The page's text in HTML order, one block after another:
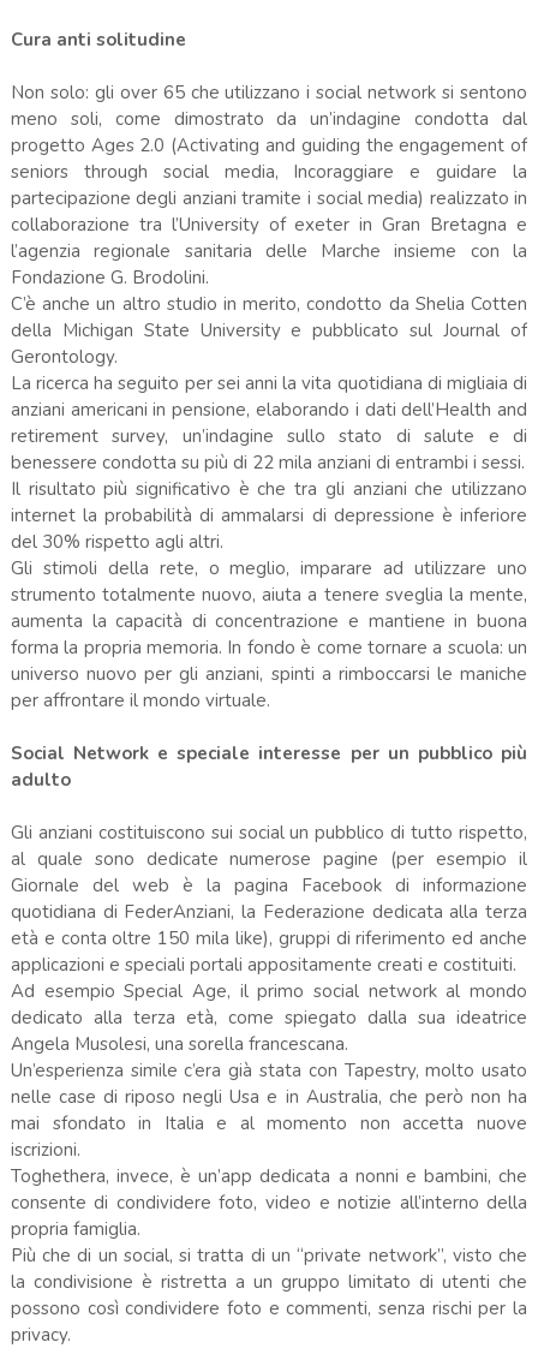
Cura anti solitudine
Non solo: gli over 65 che utilizzano i social network si sentono
meno soli, come dimostrato da un’indagine condotta dal
progetto Ages 2.0 (Activating and guiding the engagement of
seniors through social media, Incoraggiare e guidare la
partecipazione degli anziani tramite i social media) realizzato in
collaborazione tra l’University of exeter in Gran Bretagna e
l’agenzia regionale sanitaria delle Marche insieme con la
Fondazione G. Brodolini.
C’è anche un altro studio in merito, condotto da Shelia Cotten
della Michigan State University e pubblicato sul Journal of
Gerontology.
La ricerca ha seguito per sei anni la vita quotidiana di migliaia di
anziani americani in pensione, elaborando i dati dell’Health and
retirement survey, un’indagine sullo stato di salute e di
benessere condotta su più di 22 mila anziani di entrambi i sessi.
Il risultato più significativo è che tra gli anziani che utilizzano
internet la probabilità di ammalarsi di depressione è inferiore
del 30% rispetto agli altri.
Gli stimoli della rete, o meglio, imparare ad utilizzare uno
strumento totalmente nuovo, aiuta a tenere sveglia la mente,
aumenta la capacità di concentrazione e mantiene in buona
forma la propria memoria. In fondo è come tornare a scuola: un
universo nuovo per gli anziani, spinti a rimboccarsi le maniche
per affrontare il mondo virtuale.
Social Network e speciale interesse per un pubblico più
adulto
Gli anziani costituiscono sui social un pubblico di tutto rispetto,
al quale sono dedicate numerose pagine (per esempio il
Giornale del web è la pagina Facebook di informazione
quotidiana di FederAnziani, la Federazione dedicata alla terza
età e conta oltre 150 mila like), gruppi di riferimento ed anche
applicazioni e speciali portali appositamente creati e costituiti.
Ad esempio Special Age, il primo social network al mondo
dedicato alla terza età, come spiegato dalla sua ideatrice
Angela Musolesi, una sorella francescana.
Un’esperienza simile c’era già stata con Tapestry, molto usato
nelle case di riposo negli Usa e in Australia, che però non ha
mai sfondato in Italia e al momento non accetta nuove
iscrizioni.
Toghethera, invece, è un’app dedicata a nonni e bambini, che
consente di condividere foto, video e notizie all’interno della
propria famiglia.
Più che di un social, si tratta di un “private network”, visto che
la condivisione è ristretta a un gruppo limitato di utenti che
possono così condividere foto e commenti, senza rischi per la
privacy.